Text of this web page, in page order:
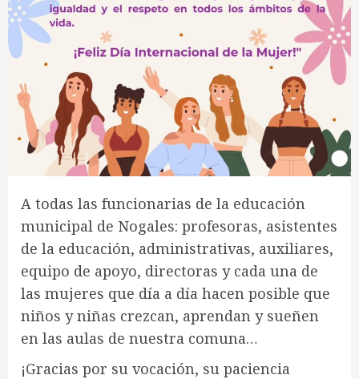
A todas las funcionarias de la educación
municipal de Nogales: profesoras, asistentes
de la educación, administrativas, auxiliares,
equipo de apoyo, directoras y cada una de
las mujeres que día a día hacen posible que
niños y niñas crezcan, aprendan y sueñen
en las aulas de nuestra comuna…
¡Gracias por su vocación, su paciencia